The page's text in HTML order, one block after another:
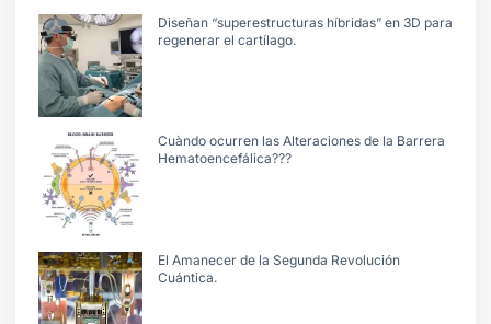
Diseñan “superestructuras híbridas” en 3D para
regenerar el cartílago.
Cuàndo ocurren las Alteraciones de la Barrera
Hematoencefálica???
El Amanecer de la Segunda Revolución
Cuántica.